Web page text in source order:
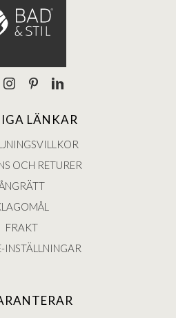
LÄNKAR
OCH RETURER
FRAKT
INSTÄLLNINGAR